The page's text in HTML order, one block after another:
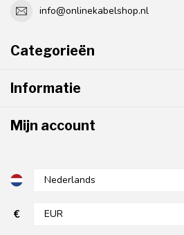
info@onlinekabelshop.nl
Categorieën
Informatie
Mijn account
€